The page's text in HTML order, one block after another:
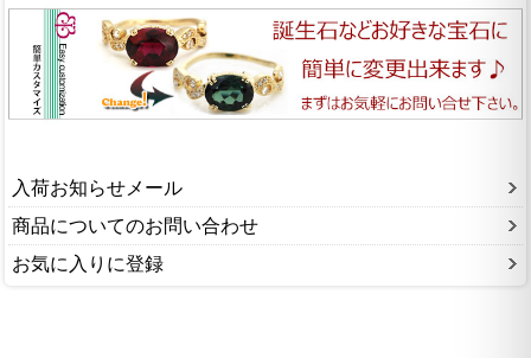
入荷お知らせメール
商品についてのお問い合わせ
お気に入りに登録